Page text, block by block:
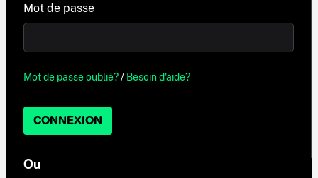
Mot de passe
Mot de passe oublié?/ Besoin d'aide?
CONNEXION
Ou